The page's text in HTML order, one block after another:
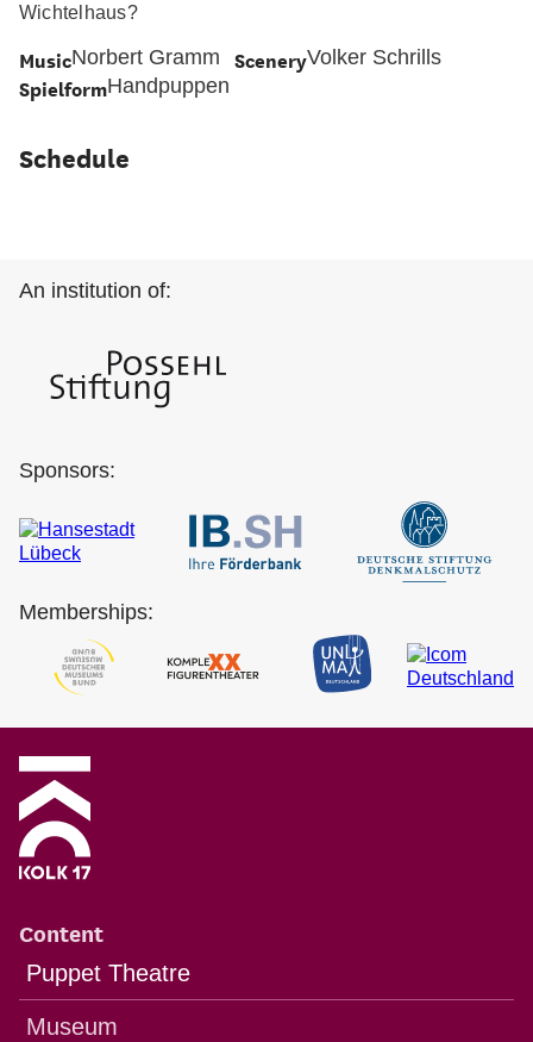
Wichtelhaus?
MusicNorbert Gramm SceneryVolker Schrills
SpielformHandpuppen
Schedule
An institution of:
Sponsors:
Memberships:
Content
Puppet Theatre
Museum